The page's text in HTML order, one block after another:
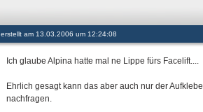
erstellt am 13.03.2006 um 12:24:08
Ich glaube Alpina hatte mal ne Lippe fürs Facelift....
Ehrlich gesagt kann das aber auch nur der
nachfragen.